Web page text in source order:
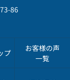
86
プ
お客様の声
一覧